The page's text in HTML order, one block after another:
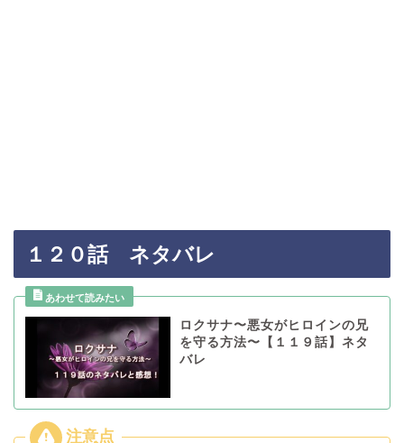
１２０話 ネタバレ
ロクサナ〜悪女がヒロインの兄
を守る方法〜【１１９話】ネタ
バレ